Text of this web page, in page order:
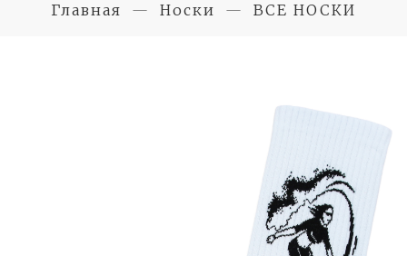
Главная Носки ВСЕ НОСКИ